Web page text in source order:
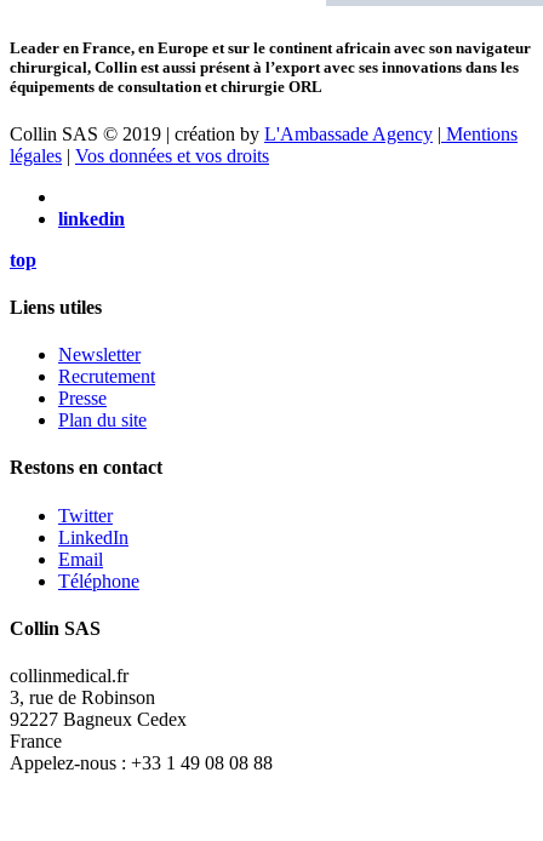
Leader en France, en Europe et sur le continent africain avec son navigateur
chirurgical, Collin est aussi présent à l’export avec ses innovations dans les
équipements de consultation et chirurgie ORL
Collin SAS © 2019 | création by L'Ambassade Agency | Mentions
légales | Vos données et vos droits
linkedin
top
Liens utiles
Newsletter
Recrutement
Presse
Plan du site
Restons en contact
Twitter
LinkedIn
Email
Téléphone
Collin SAS
collinmedical.fr
3, rue de Robinson
92227 Bagneux Cedex
France
Appelez-nous : +33 1 49 08 08 88